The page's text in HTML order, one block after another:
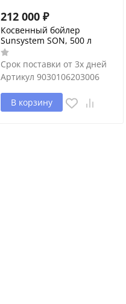
212 000 ₽
Косвенный бойлер
Sunsystem SON, 500 л
Срок поставки от 3х дней
Артикул 9030106203006
В корзину